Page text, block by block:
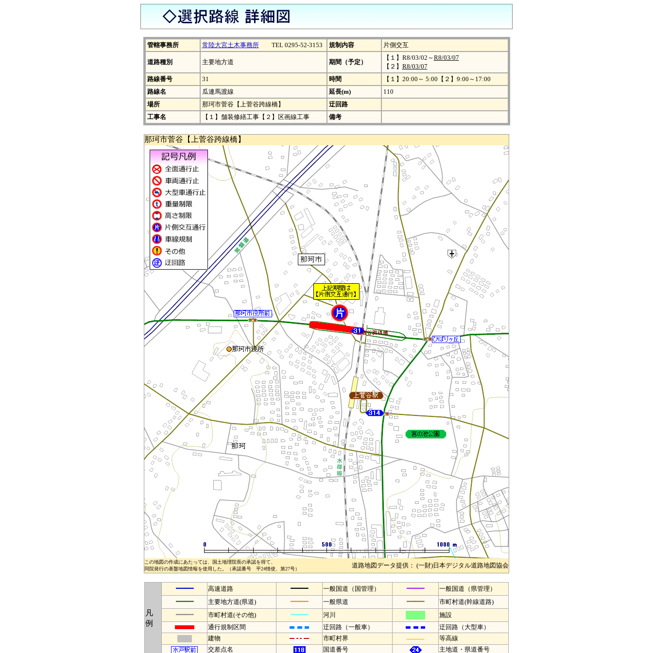
管轄事務所 常陸大宮土木事務所TEL 0295-52-3153 規制内容 片側交互
道路種別 主要地方道 期間（予定）
【１】R8/03/02～R8/03/07
【２】 R8/03/07
路線番号
31 時間
【１】20:00～ 5:00【２】9:00～17:00
路線名
瓜連馬渡線 延長(m)
110
場所
那珂市菅谷【上菅谷跨線橋】
迂回路
工事名
【１】舗装修繕工事【２】区画線工事 備考
那珂市菅谷【上菅谷跨線橋】
この地図の作成にあたっては、国土地理院長の承認を得て、
同院発行の基盤地図情報を使用した。（承認番号 平24情使、第27号）
道路地図データ提供： (一財)日本デジタル道路地図協会
凡
例
━━ 高速道路 ━━ 一般国道（国管理） ━━ 一般国道（県管理）
━━ 主要地方道(県道) ━━ 一般県道 ━━ 市町村道(幹線道路)
━━ 市町村道(その他) ━━ 河川
施設
通行規制区間
迂回路（一般車）
迂回路（大型車）
建物
市町村界 ――
等高線
交差点名
国道番号 主地道・県道番号